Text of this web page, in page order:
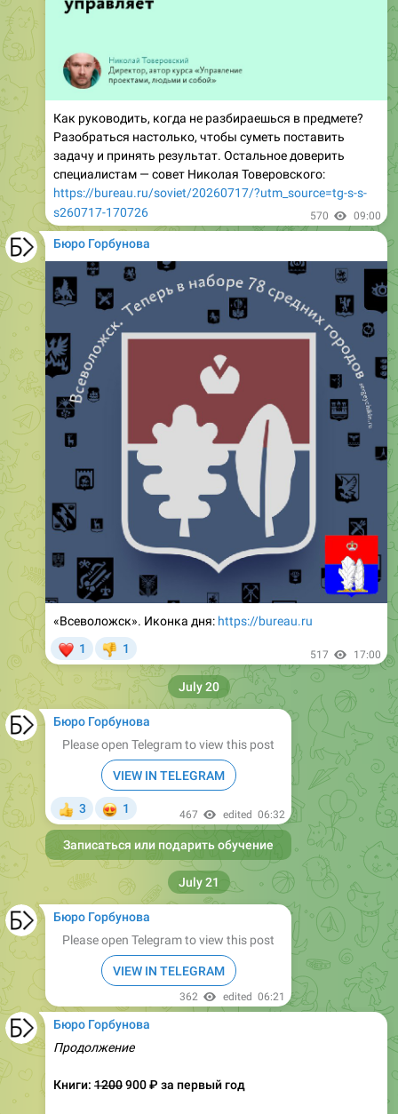
Как руководить, когда не разбираешься в предмете?
Разобраться настолько, чтобы суметь поставить
задачу и принять результат. Остальное доверить
специалистам — совет Николая Товеровского:
https://bureau.ru/soviet/20260717/?utm_source=tg-s-s-
s260717-170726
570 09:00
Бюро Горбунова
«Всеволожск». Иконка дня: https://bureau.ru
1 1 517 17:00
Бюро Горбунова
Please open Telegram to view this post
VIEW IN TELEGRAM
3 1 467 edited 06:32
Записаться или подарить обучение
July 20
Бюро Горбунова
Please open Telegram to view this post
VIEW IN TELEGRAM
362 edited 06:21
July 21
Бюро Горбунова
Продолжение
Книги: 1200900 ₽ за первый год